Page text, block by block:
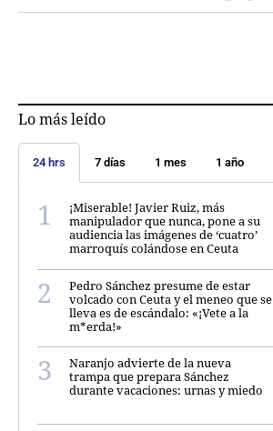
Lo más leído
24 hrs 7 días 1 mes 1 año
¡Miserable! Javier Ruiz, más
manipulador que nunca, pone a su
audiencia las imágenes de ‘cuatro’
marroquís colándose en Ceuta
Pedro Sánchez presume de estar
volcado con Ceuta y el meneo que se
lleva es de escándalo: «¡Vete a la
m*erda!»
Naranjo advierte de la nueva
trampa que prepara Sánchez
durante vacaciones: urnas y miedo